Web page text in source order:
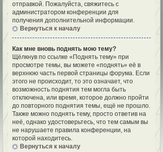
отправкой. Пожалуйста, свяжитесь с
администратором конференции для
получения дополнительной информации.
Вернуться к началу
Как мне вновь поднять мою тему?
Щёлкнув по ссылке «Поднять тему» при
просмотре темы, вы можете «поднять» её в
верхнюю часть первой страницы форума. Если
этого не происходит, то это означает, что
возможность поднятия тем могла быть
отключена, или время, которое должно пройти
до повторного поднятия темы, ещё не прошло.
Также можно поднять тему, просто ответив на
неё, однако удостоверьтесь, что тем самым вы
не нарушаете правила конференции, на
которой находитесь.
Вернуться к началу